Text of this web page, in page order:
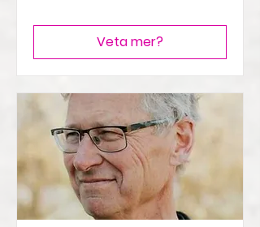
Veta mer?